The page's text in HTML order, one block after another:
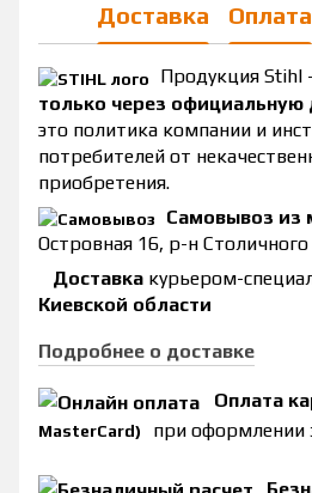
Доставка Оплата
Продукция Stihl
только через официальную
это политика компании и
потребителей от
приобретения.
Самовывоз из
Островная 16, р-н Столичного
Доставка курьером-
Киевской области
Подробнее о доставке
Оплата
MasterCard)
при оформлении